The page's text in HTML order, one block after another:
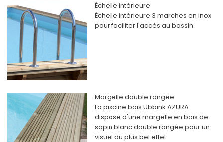
Échelle intérieure
Échelle intérieure 3 marches en inox
pour faciliter l'accès au bassin
Margelle double rangée
La piscine bois Ubbink AZURA
dispose d'une margelle en bois de
sapin blanc double rangée pour un
visuel du plus bel effet